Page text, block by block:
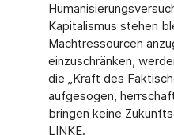
Kapitalismus stehen
Machtressourcen
einzuschränken,
die „Kraft des
aufgesogen,
bringen keine
LINKE.